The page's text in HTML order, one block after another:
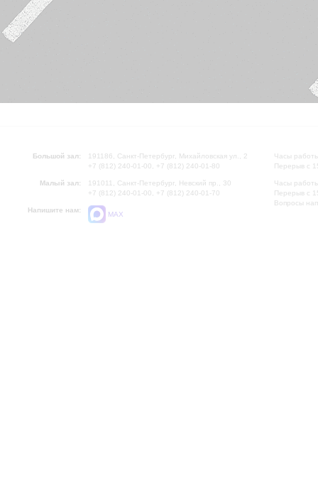
Большой зал:
191186, Санкт-Петербург, Михайловская ул., 2
+7 (812) 240-01-00, +7 (812) 240-01-80
Малый зал:
191011, Санкт-Петербург, Невский пр., 30
+7 (812) 240-01-00, +7 (812) 240-01-70
Напишите нам:
MAX
Часы
Перерыв с
Часы
Перерыв с
Вопросы